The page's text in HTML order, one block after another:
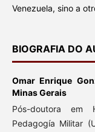
Venezuela, sino a
BIOGRAFIA DO
Omar Enrique
Minas Gerais
Pós-doutora em
Pedagogía Militar